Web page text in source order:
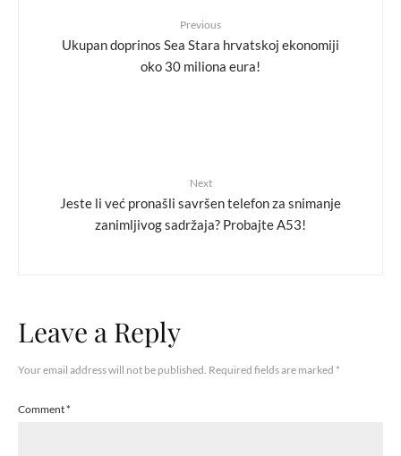
Previous
Ukupan doprinos Sea Stara hrvatskoj ekonomiji
oko 30 miliona eura!
Next
Jeste li već pronašli savršen telefon za snimanje
zanimljivog sadržaja? Probajte A53!
Leave a Reply
Your email address will not be published. Required fields are marked *
Comment*